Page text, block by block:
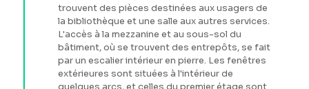
trouvent des pièces destinées aux usagers de
la bibliothèque et une salle aux autres services.
L'accès à la mezzanine et au sous-sol du
bâtiment, où se trouvent des entrepôts, se fait
par un escalier intérieur en pierre. Les fenêtres
extérieures sont situées à l'intérieur de